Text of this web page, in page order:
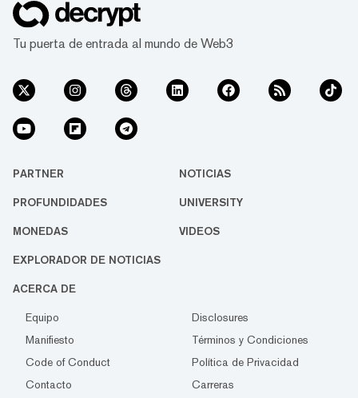
Tu puerta de entrada al mundo de Web3
PARTNER NOTICIAS
PROFUNDIDADES UNIVERSITY
MONEDAS VIDEOS
EXPLORADOR DE NOTICIAS
ACERCA DE
Equipo
Disclosures
Manifiesto
Términos y Condiciones
Code of Conduct
Política de Privacidad
Contacto
Carreras